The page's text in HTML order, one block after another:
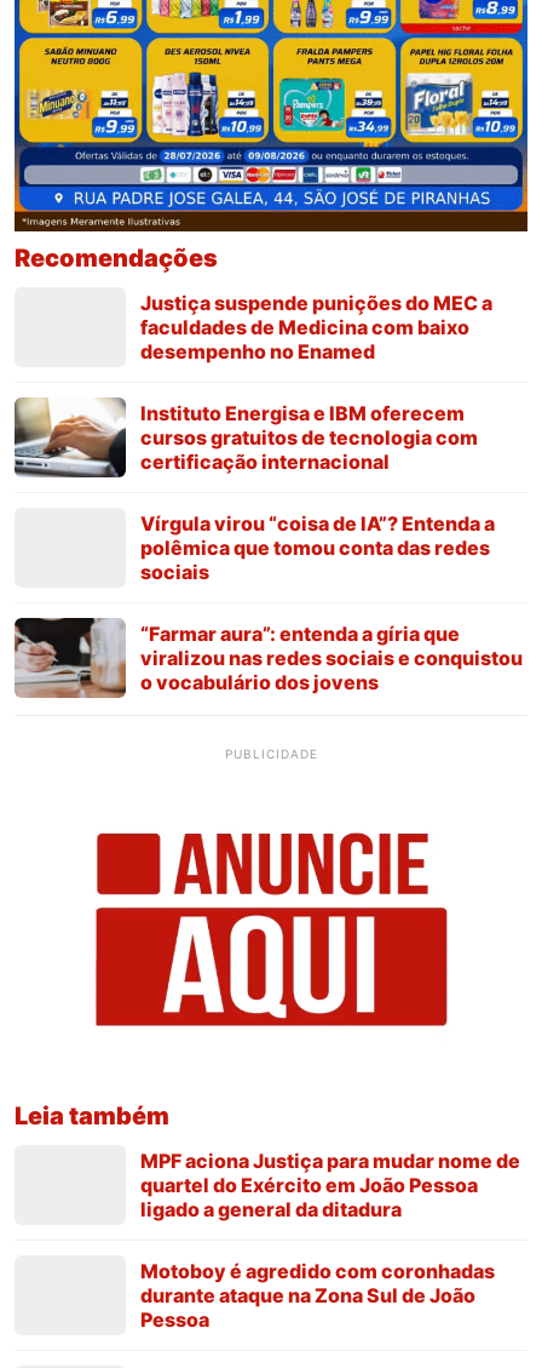
Recomendações
Justiça suspende punições do MEC a
faculdades de Medicina com baixo
desempenho no Enamed
Instituto Energisa e IBM oferecem
cursos gratuitos de tecnologia com
certificação internacional
Vírgula virou “coisa de IA”? Entenda a
polêmica que tomou conta das redes
sociais
“Farmar aura”: entenda a gíria que
viralizou nas redes sociais e conquistou
o vocabulário dos jovens
PUBLICIDADE
Leia também
MPF aciona Justiça para mudar nome de
quartel do Exército em João Pessoa
ligado a general da ditadura
Motoboy é agredido com coronhadas
durante ataque na Zona Sul de João
Pessoa